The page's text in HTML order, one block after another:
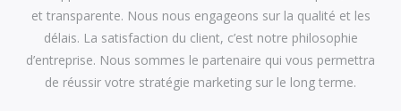
et transparente. Nous nous engageons sur la qualité et les
délais. La satisfaction du client, c’est notre philosophie
d’entreprise. Nous sommes le partenaire qui vous permettra
de réussir votre stratégie marketing sur le long terme.